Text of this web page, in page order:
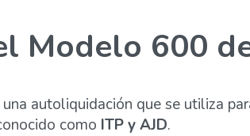
Modelo 600
autoliquidación que se utiliza
como ITP y AJD.